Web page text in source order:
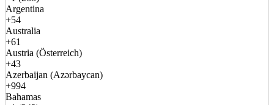
Argentina
+54
Australia
+61
Austria (Österreich)
+43
Azerbaijan (Azərbaycan)
+994
Bahamas